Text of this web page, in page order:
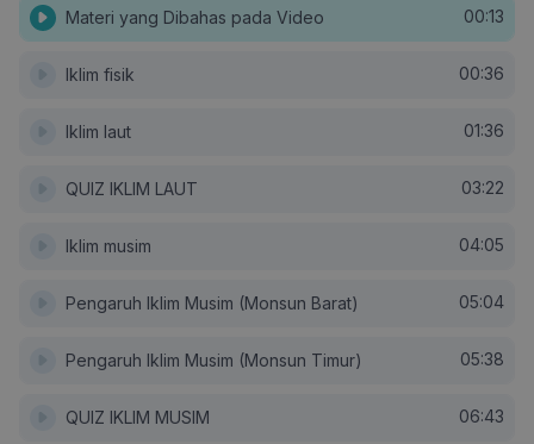
Materi yang Dibahas pada Video 00:13
Iklim fisik 00:36
Iklim laut 01:36
QUIZ IKLIM LAUT 03:22
Iklim musim 04:05
Pengaruh Iklim Musim (Monsun Barat) 05:04
Pengaruh Iklim Musim (Monsun Timur) 05:38
QUIZ IKLIM MUSIM 06:43